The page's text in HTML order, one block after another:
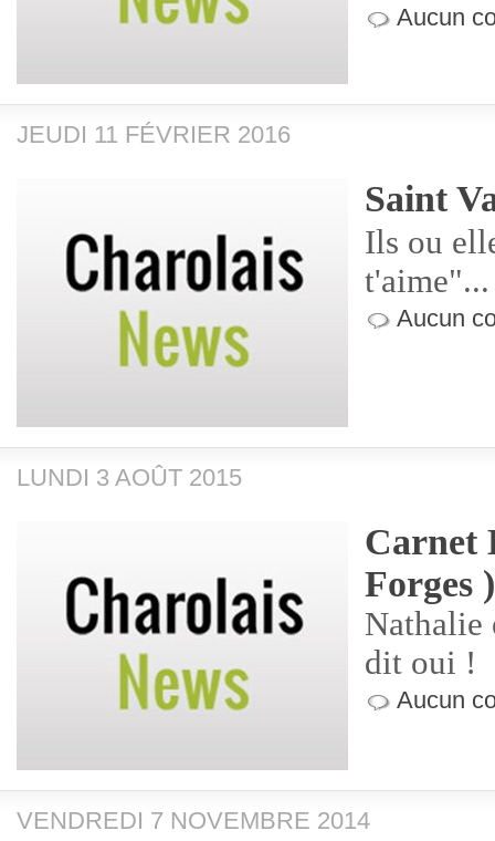
Aucun
JEUDI 11 FÉVRIER 2016
Saint
Ils ou
t'aime"...
Aucun
LUNDI 3 AOÛT 2015
Carnet
Forges )
Nathalie
dit oui !
Aucun
VENDREDI 7 NOVEMBRE 2014